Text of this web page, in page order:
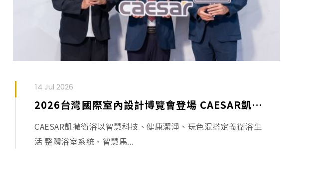
14 Jul 2026
2026台灣國際室內設計博覽會登場 CAESAR凱撒衛浴以智慧科技、健康潔淨、玩色混搭定義衛浴生活
CAESAR凱撒衛浴以智慧科技、健康潔淨、玩色混搭定義衛浴生
活 整體浴室系統、智慧馬...